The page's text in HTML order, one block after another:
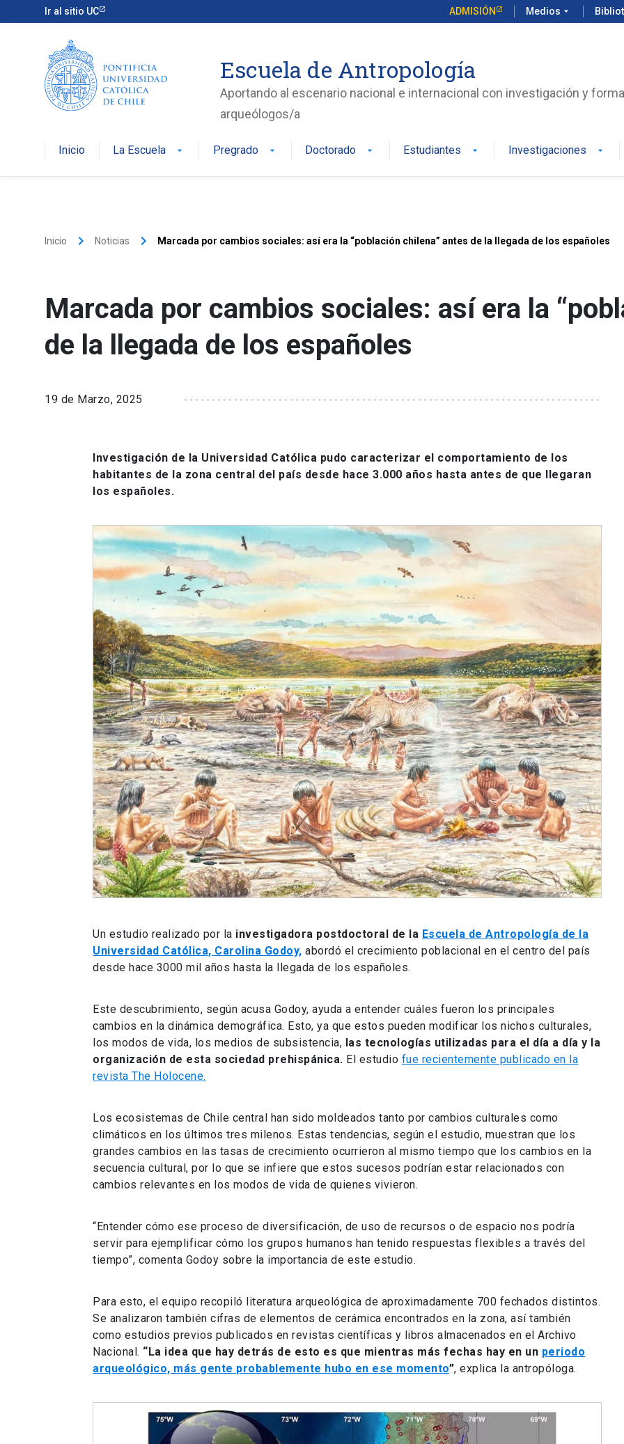
Ir al sitio UC ADMISIÓN Medios arrow_drop_down
Escuela de Antropología
Aportando al escenario nacional e internacional con investigación y
arqueólogos/a
Inicio La Escuela arrow_drop_down Pregrado arrow_drop_down Doctorado arrow_drop_down Estudiantes arrow_drop_down Investigaciones arrow_drop_down
Inicio keyboard_arrow_right Noticias keyboard_arrow_right Marcada por cambios sociales: así era la “población chilena” antes de la llegada de los españoles
Marcada por cambios sociales: así era la
de la llegada de los españoles
19 de Marzo, 2025
Investigación de la Universidad Católica pudo caracterizar el comportamiento de los
habitantes de la zona central del país desde hace 3.000 años hasta antes de que llegaran
los españoles.
Un estudio realizado por la investigadora postdoctoral de la Escuela de Antropología de la
Universidad Católica, Carolina Godoy, abordó el crecimiento poblacional en el centro del país
desde hace 3000 mil años hasta la llegada de los españoles.
Este descubrimiento, según acusa Godoy, ayuda a entender cuáles fueron los principales
cambios en la dinámica demográfica. Esto, ya que estos pueden modificar los nichos culturales,
los modos de vida, los medios de subsistencia, las tecnologías utilizadas para el día a día y la
organización de esta sociedad prehispánica. El estudio fue recientemente publicado en la
revista The Holocene.
Los ecosistemas de Chile central han sido moldeados tanto por cambios culturales como
climáticos en los últimos tres milenos. Estas tendencias, según el estudio, muestran que los
grandes cambios en las tasas de crecimiento ocurrieron al mismo tiempo que los cambios en la
secuencia cultural, por lo que se infiere que estos sucesos podrían estar relacionados con
cambios relevantes en los modos de vida de quienes vivieron.
“Entender cómo ese proceso de diversificación, de uso de recursos o de espacio nos podría
servir para ejemplificar cómo los grupos humanos han tenido respuestas flexibles a través del
tiempo”, comenta Godoy sobre la importancia de este estudio.
Para esto, el equipo recopiló literatura arqueológica de aproximadamente 700 fechados distintos.
Se analizaron también cifras de elementos de cerámica encontrados en la zona, así también
como estudios previos publicados en revistas científicas y libros almacenados en el Archivo
Nacional. “La idea que hay detrás de esto es que mientras más fechas hay en un periodo
arqueológico, más gente probablemente hubo en ese momento”, explica la antropóloga.